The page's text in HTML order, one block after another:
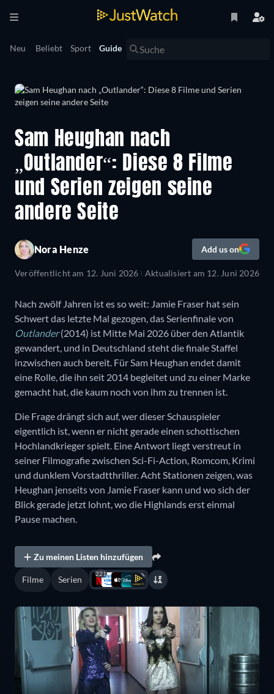
Neu Beliebt Sport Guide
Sam Heughan nach
„Outlander“: Diese 8 Filme
und Serien zeigen seine
andere Seite
Nora Henze Add us on
Veröffentlicht am 12. Juni 2026 Aktualisiert am 12. Juni 2026
Nach zwölf Jahren ist es so weit: Jamie Fraser hat sein
Schwert das letzte Mal gezogen, das Serienfinale von
Outlander (2014) ist Mitte Mai 2026 über den Atlantik
gewandert, und in Deutschland steht die finale Staffel
inzwischen auch bereit. Für Sam Heughan endet damit
eine Rolle, die ihn seit 2014 begleitet und zu einer Marke
gemacht hat, die kaum noch von ihm zu trennen ist.
Die Frage drängt sich auf, wer dieser Schauspieler
eigentlich ist, wenn er nicht gerade einen schottischen
Hochlandkrieger spielt. Eine Antwort liegt verstreut in
seiner Filmografie zwischen Sci-Fi-Action, Romcom, Krimi
und dunklem Vorstadtthriller. Acht Stationen zeigen, was
Heughan jenseits von Jamie Fraser kann und wo sich der
Blick gerade jetzt lohnt, wo die Highlands erst einmal
Pause machen.
Zu meinen Listen hinzufügen
Filme Serien
221